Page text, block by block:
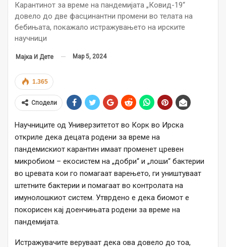
Карантинот за време на пандемијата „Ковид-19“
довело до две фасцинантни промени во телата на
бебињата, покажало истражувањето на ирските
научници
Мајка И Дете Мар 5, 2024
1.365
Сподели
Научниците од Универзитетот во Корк во Ирска
откриле дека децата родени за време на
пандемискиот карантин имаат променет цревен
микробиом – екосистем на „добри“ и „лоши“ бактерии
во цревата кои го помагаат варењето, ги уништуваат
штетните бактерии и помагаат во контролата на
имунолошкиот систем. Утврдено е дека биомот е
покорисен кај доенчињата родени за време на
пандемијата.
Истражувачите веруваат дека ова довело до тоа,